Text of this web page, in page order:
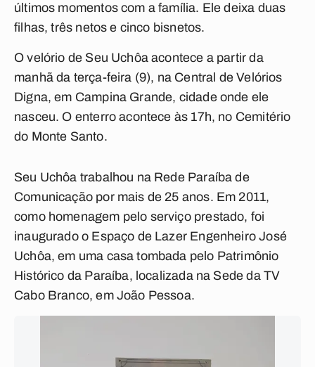
últimos momentos com a família. Ele deixa duas
filhas, três netos e cinco bisnetos.
O velório de Seu Uchôa acontece a partir da
manhã da terça-feira (9), na Central de Velórios
Digna, em Campina Grande, cidade onde ele
nasceu. O enterro acontece às 17h, no Cemitério
do Monte Santo.
Seu Uchôa trabalhou na Rede Paraíba de
Comunicação por mais de 25 anos. Em 2011,
como homenagem pelo serviço prestado, foi
inaugurado o Espaço de Lazer Engenheiro José
Uchôa, em uma casa tombada pelo Patrimônio
Histórico da Paraíba, localizada na Sede da TV
Cabo Branco, em João Pessoa.